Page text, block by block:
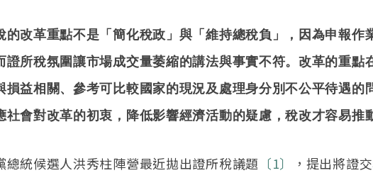
的改革重點不是「簡化稅政」與「維持總稅負」，因為申報作
證所稅氛圍讓市場成交量萎縮的講法與事實不符。改革的重點
損益相關、參考可比較國家的現況及處理身分別不公平待遇的
社會對改革的初衷，降低影響經濟活動的疑慮，稅改才容易推
總統候選人洪秀柱陣營最近拋出證所稅議題 〔1〕
，提出將證